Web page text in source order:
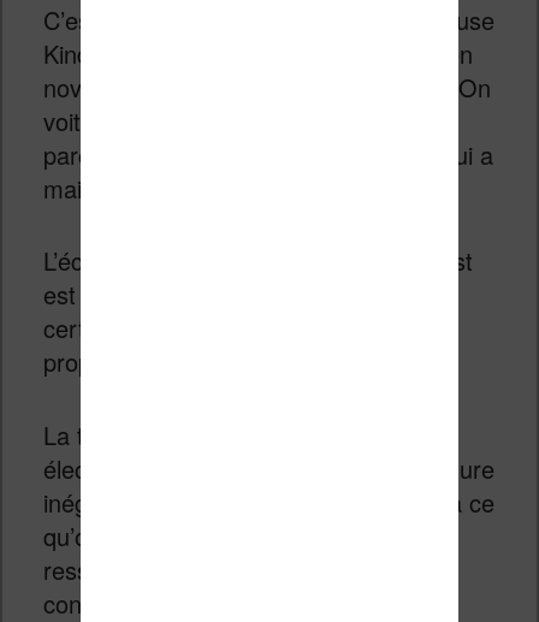
C’est aussi la 8 ème génération de liseuse
Kindle depuis le premier modèle sorti en
novembre 2017 aux USA uniquement. On
voit que beaucoup de chemin à a été
parcouru depuis ce premiers modèle qui a
maintenant presque 9 ans !
L’écran a une diagonale de 6 pouces est
est tactile. Mais, contrairement à
certaines liseuses plus chères, il ne
propose pas d’éclairage.
La technologie utilisée (l’encre
électronique) permet un confort de lecture
inégalé et très proche (voir identique) à ce
qu’offre un livre papier. Vous ne
ressentirez donc pas la fatigue visuelle
constaté lors de la lecture sur tablette.